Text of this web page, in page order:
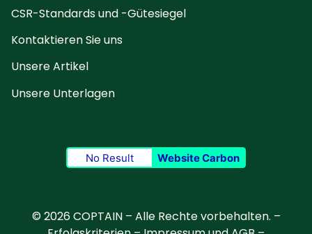
CSR-Standards und -Gütesiegel
Kontaktieren Sie uns
Unsere Artikel
Unsere Unterlagen
No Result Website Carbon
© 2026 COPTAIN – Alle Rechte vorbehalten. –